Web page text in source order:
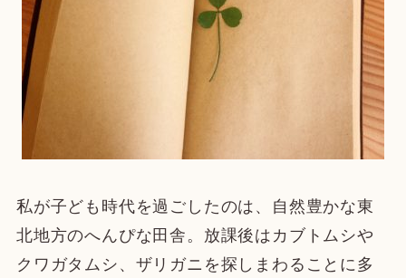
私が子ども時代を過ごしたのは、自然豊かな東
北地方のへんぴな田舎。放課後はカブトムシや
クワガタムシ、ザリガニを探しまわることに多